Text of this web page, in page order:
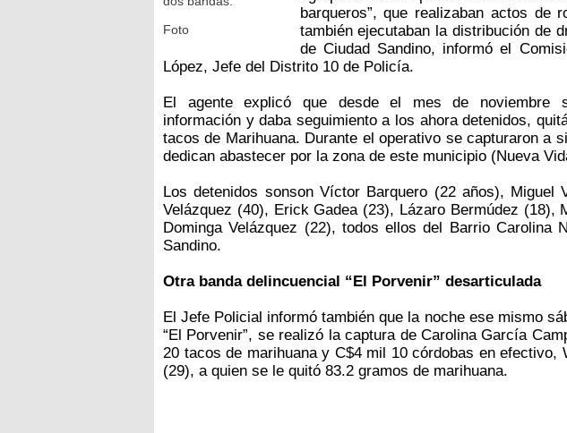
Foto
barqueros”, que realizaban actos de
también ejecutaban la distribución de
de Ciudad Sandino, informó el
López, Jefe del Distrito 10 de Policía.
El agente explicó que desde el mes de noviembre
información y daba seguimiento a los ahora detenidos,
tacos de Marihuana. Durante el operativo se capturaron a
dedican abastecer por la zona de este municipio (Nueva
Los detenidos sonson Víctor Barquero (22 años), Miguel
Velázquez (40), Erick Gadea (23), Lázaro Bermúdez (18),
Dominga Velázquez (22), todos ellos del Barrio Carolina
Sandino.
Otra banda delincuencial “El Porvenir” desarticulada
El Jefe Policial informó también que la noche ese mismo
“El Porvenir”, se realizó la captura de Carolina García
20 tacos de marihuana y C$4 mil 10 córdobas en efectivo,
(29), a quien se le quitó 83.2 gramos de marihuana.